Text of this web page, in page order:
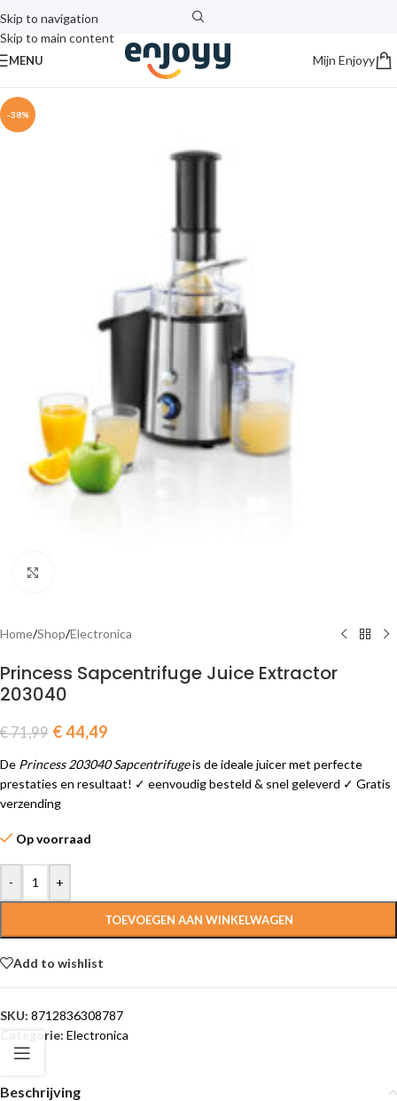
Skip to navigation
Skip to main content
MENU Mijn Enjoyy
-38%
Home/Shop/Electronica
Princess Sapcentrifuge Juice Extractor
203040
€71,99 €44,49
De Princess 203040 Sapcentrifugeis de ideale juicer met perfecte
prestaties en resultaat! ✓ eenvoudig besteld & snel geleverd ✓ Gratis
verzending
Op voorraad
- +
TOEVOEGEN AAN WINKELWAGEN
Add to wishlist
SKU: 8712836308787
Categorie: Electronica
Beschrijving